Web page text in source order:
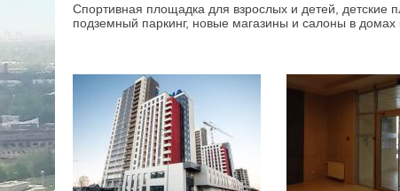
Спортивная площадка для взрослых и детей, детские
подземный паркинг, новые магазины и салоны в домах